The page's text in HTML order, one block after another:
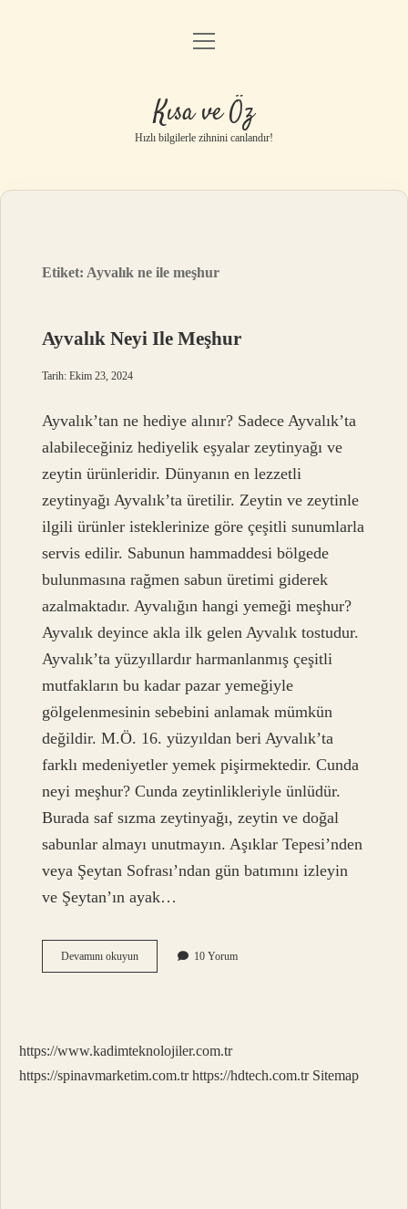
Anasayfa
Gizlilik Politikası
Yasal Uyarı
menüyü
Kısa ve Öz
Hızlı bilgilerle zihnini canlandır!
Etiket: Ayvalık ne ile meşhur
Ayvalık Neyi Ile Meşhur
Tarih: Ekim 23, 2024
Ayvalık’tan ne hediye alınır? Sadece Ayvalık’ta
alabileceğiniz hediyelik eşyalar zeytinyağı ve
zeytin ürünleridir. Dünyanın en lezzetli
zeytinyağı Ayvalık’ta üretilir. Zeytin ve zeytinle
ilgili ürünler isteklerinize göre çeşitli sunumlarla
servis edilir. Sabunun hammaddesi bölgede
bulunmasına rağmen sabun üretimi giderek
azalmaktadır. Ayvalığın hangi yemeği meşhur?
Ayvalık deyince akla ilk gelen Ayvalık tostudur.
Ayvalık’ta yüzyıllardır harmanlanmış çeşitli
mutfakların bu kadar pazar yemeğiyle
gölgelenmesinin sebebini anlamak mümkün
değildir. M.Ö. 16. yüzyıldan beri Ayvalık’ta
farklı medeniyetler yemek pişirmektedir. Cunda
neyi meşhur? Cunda zeytinlikleriyle ünlüdür.
Burada saf sızma zeytinyağı, zeytin ve doğal
sabunlar almayı unutmayın. Aşıklar Tepesi’nden
veya Şeytan Sofrası’ndan gün batımını izleyin
ve Şeytan’ın ayak…
Devamını okuyunAyvalık
Neyi
10 Yorum
https://www.kadimteknolojiler.com.tr
https://spinavmarketim.com.tr https://hdtech.com.tr Sitemap